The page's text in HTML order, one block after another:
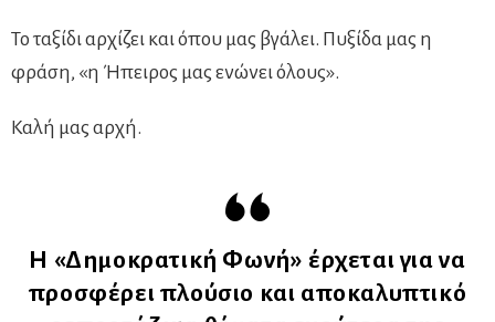
Το ταξίδι αρχίζει και όπου μας βγάλει. Πυξίδα μας η
φράση, «η Ήπειρος μας ενώνει όλους».
Καλή μας αρχή.
Η «Δημοκρατική Φωνή» έρχεται για να
προσφέρει πλούσιο και αποκαλυπτικό